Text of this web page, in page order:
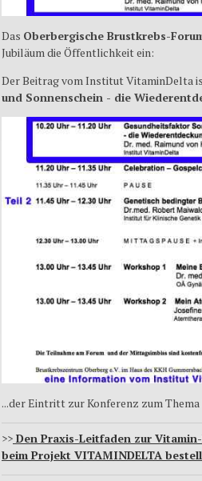
Das Oberbergische Brustkrebs-
Jubiläum die Öffentlichkeit ein:
Der Beitrag vom Institut VitaminDelta
und Sonnenschein - die
...der Eintritt zur Konferenz zum
>> Den Praxis-Leitfaden zur
beim Projekt VITAMINDELTA